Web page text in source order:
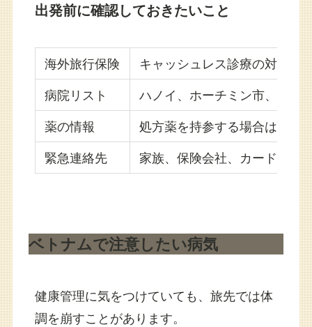
出発前に確認しておきたいこと
海外旅行保険
キャッシュレス診療の対象病
病院リスト
ハノイ、ホーチミン市、ダナ
薬の情報
処方薬を持参する場合は、薬
緊急連絡先
家族、保険会社、カード会社
ベトナムで注意したい病気
健康管理に気をつけていても、旅先では体
調を崩すことがあります。